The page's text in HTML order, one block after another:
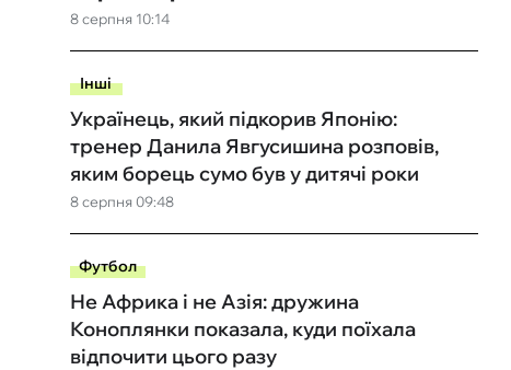
8 серпня 10:14
Інші
8 серпня 09:48
Українець, який підкорив Японію:
тренер Данила Явгусишина розповів,
яким борець сумо був у дитячі роки
Футбол
Не Африка і не Азія: дружина
Коноплянки показала, куди поїхала
відпочити цього разу